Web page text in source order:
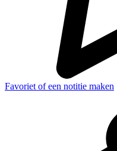
Favoriet of een notitie maken